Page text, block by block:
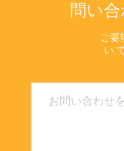
問い
ご要
い